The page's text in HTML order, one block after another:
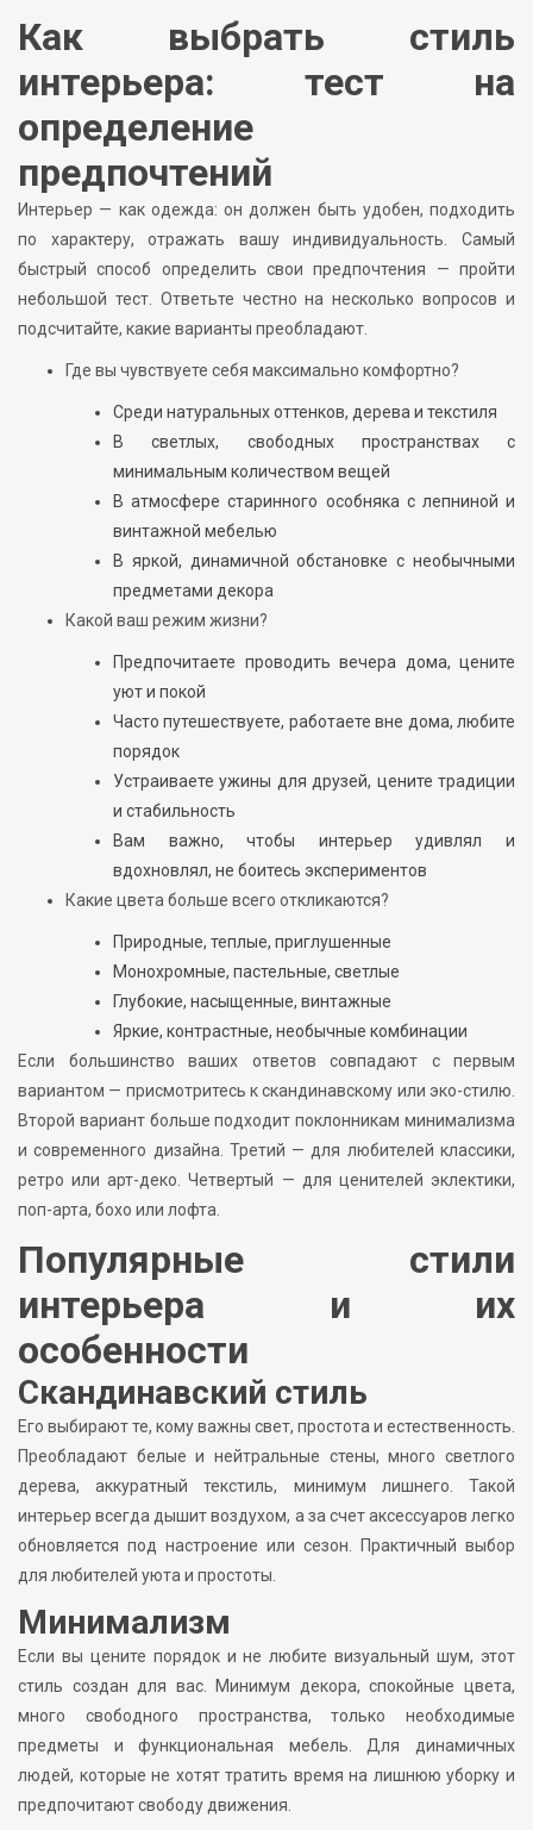
Как выбрать стиль
интерьера: тест на
определение
предпочтений
Интерьер — как одежда: он должен быть удобен, подходить
по характеру, отражать вашу индивидуальность. Самый
быстрый способ определить свои предпочтения — пройти
небольшой тест. Ответьте честно на несколько вопросов и
подсчитайте, какие варианты преобладают.
Где вы чувствуете себя максимально комфортно?
Среди натуральных оттенков, дерева и текстиля
В светлых, свободных пространствах с
минимальным количеством вещей
В атмосфере старинного особняка с лепниной и
винтажной мебелью
В яркой, динамичной обстановке с необычными
предметами декора
Какой ваш режим жизни?
Предпочитаете проводить вечера дома, цените
уют и покой
Часто путешествуете, работаете вне дома, любите
порядок
Устраиваете ужины для друзей, цените традиции
и стабильность
Вам важно, чтобы интерьер удивлял и
вдохновлял, не боитесь экспериментов
Какие цвета больше всего откликаются?
Природные, теплые, приглушенные
Монохромные, пастельные, светлые
Глубокие, насыщенные, винтажные
Яркие, контрастные, необычные комбинации
Если большинство ваших ответов совпадают с первым
вариантом — присмотритесь к скандинавскому или эко-стилю.
Второй вариант больше подходит поклонникам минимализма
и современного дизайна. Третий — для любителей классики,
ретро или арт-деко. Четвертый — для ценителей эклектики,
поп-арта, бохо или лофта.
Популярные стили
интерьера и их
особенности
Скандинавский стиль
Его выбирают те, кому важны свет, простота и естественность.
Преобладают белые и нейтральные стены, много светлого
дерева, аккуратный текстиль, минимум лишнего. Такой
интерьер всегда дышит воздухом, а за счет аксессуаров легко
обновляется под настроение или сезон. Практичный выбор
для любителей уюта и простоты.
Минимализм
Если вы цените порядок и не любите визуальный шум, этот
стиль создан для вас. Минимум декора, спокойные цвета,
много свободного пространства, только необходимые
предметы и функциональная мебель. Для динамичных
людей, которые не хотят тратить время на лишнюю уборку и
предпочитают свободу движения.